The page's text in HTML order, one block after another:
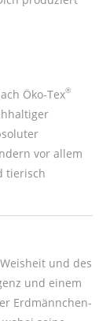
Öko-Tex®
vor allem
tierisch
und des
und einem
Erdmännchen-